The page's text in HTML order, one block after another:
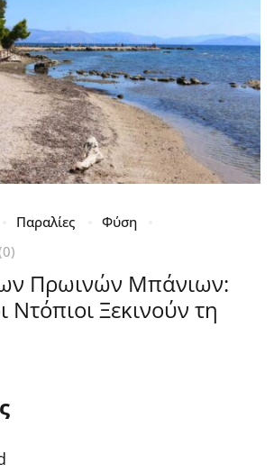
Παραλίες
Φύση
Πρωινών Μπάνιων:
Ντόπιοι Ξεκινούν τη